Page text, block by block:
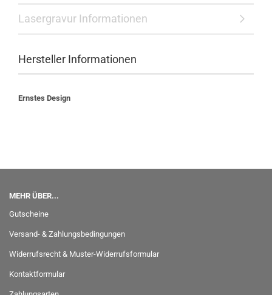
Lasergravur Informationen
Hersteller Informationen
Ernstes Design
MEHR ÜBER...
Gutscheine
Versand- & Zahlungsbedingungen
Widerrufsrecht & Muster-Widerrufsformular
Kontaktformular